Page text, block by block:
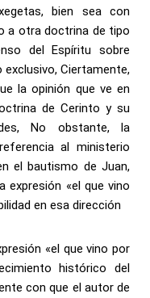
bien sea con
a otra doctrina de tipo
del Espíritu sobre
Ciertamente,
la opinión que ve en
de Cerinto y su
No obstante, la
al ministerio
el bautismo de Juan,
expresión «el que vino
en esa dirección
«el que vino por
histórico del
con que el autor de